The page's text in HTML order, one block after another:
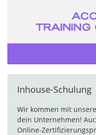
Inhouse-Schulung
Wir kommen mit
dein Unternehmen!
Online-